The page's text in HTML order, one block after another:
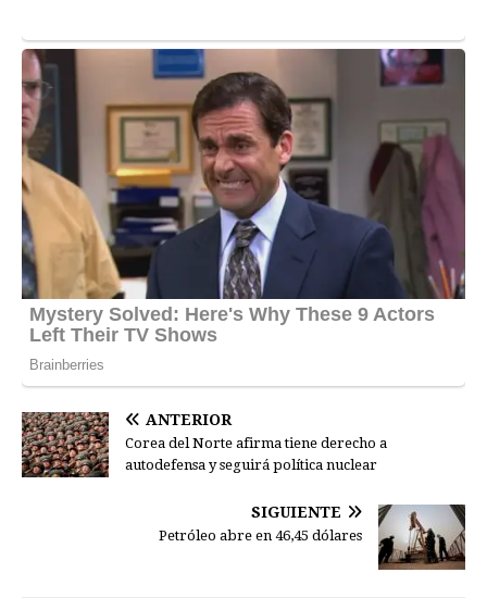
ANTERIOR
Corea del Norte afirma tiene derecho a
autodefensa y seguirá política nuclear
SIGUIENTE
Petróleo abre en 46,45 dólares